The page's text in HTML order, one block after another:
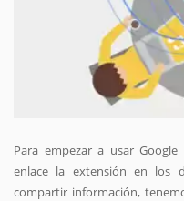
Para empezar a usar
enlace la extensión en los
compartir información,